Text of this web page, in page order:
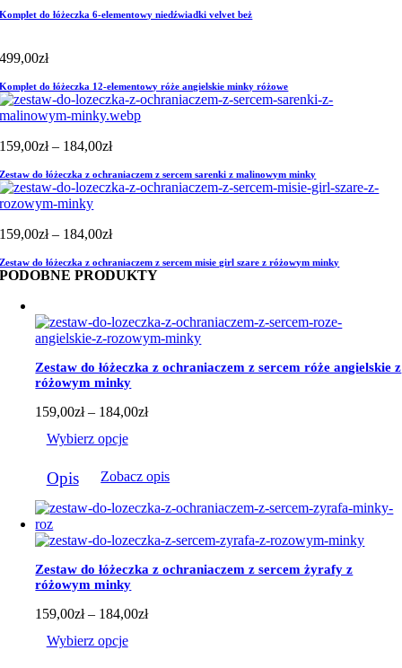
Komplet do łóżeczka 6-elementowy niedźwiadki velvet beż
499,00zł
Komplet do łóżeczka 12-elementowy róże angielskie minky różowe
159,00zł – 184,00złZakres
od
159,00zł
Zestaw do łóżeczka z ochraniaczem z sercem sarenki z malinowym minky
159,00zł – 184,00złZakres
od
159,00zł
184,00zł
Zestaw do łóżeczka z ochraniaczem z sercem misie girl szare z różowym minky
PODOBNE PRODUKTY
Zestaw do łóżeczka z ochraniaczem z sercem róże angielskie z
różowym minky
159,00zł – 184,00złZakres
do
Wybierz opcje
produkt
ma
wiele
wariantów.
Opcje
można
wybrać
na
stronie
Opis Zobacz opis
Zestaw do łóżeczka z ochraniaczem z sercem żyrafy z
różowym minky
159,00zł – 184,00złZakres
Wybierz opcje